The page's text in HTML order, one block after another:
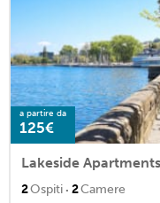
a partire da
125€
2Ospiti · 2Camere